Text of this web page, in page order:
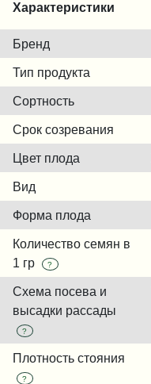
Характеристики
Бренд
Тип продукта
Сортность
Срок созревания
Цвет плода
Вид
Форма плода
Количество семян в
1 гр
?
Схема посева и
высадки рассады
?
Плотность стояния
?